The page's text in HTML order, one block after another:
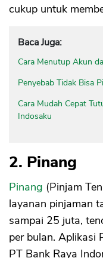
cukup untuk
Baca Juga:
Cara Menutup Akun
Penyebab Tidak Bisa
Cara Mudah Cepat
Indosaku
2. Pinang
Pinang (Pinjam
layanan pinjaman
sampai 25 juta,
per bulan. Aplikasi
PT Bank Raya